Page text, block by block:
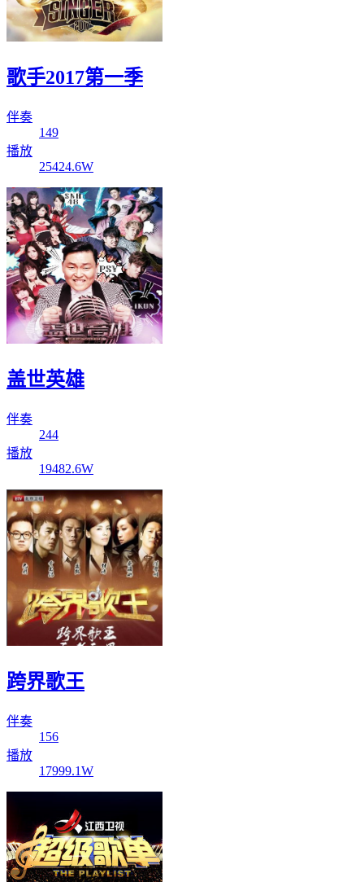
歌手2017第一季
伴奏
149
播放
25424.6W
盖世英雄
伴奏
244
播放
19482.6W
跨界歌王
伴奏
156
播放
17999.1W